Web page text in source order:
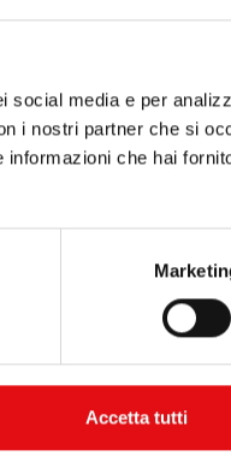
social media e per
i nostri partner che si
che hai
Accetta tutti
famiglie,
vi ringrazio
Che Dio vi